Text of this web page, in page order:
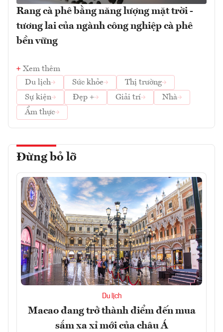
Rang cà phê bằng năng lượng mặt trời -
tương lai của ngành công nghiệp cà phê
bền vững
Xem thêm
Du lịch
Sức khỏe
Thị trường
Sự kiện
Đẹp + Giải trí
Nhà
Ẩm thực
Đừng bỏ lỡ
Du lịch
Macao đang trở thành điểm đến mua
sắm xa xỉ mới của châu Á